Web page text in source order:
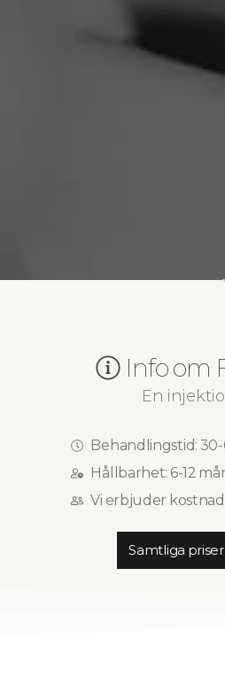
Info om
En
Behandlingstid:
Hållbarhet: 6-12
Vi erbjuder
Samtliga priser